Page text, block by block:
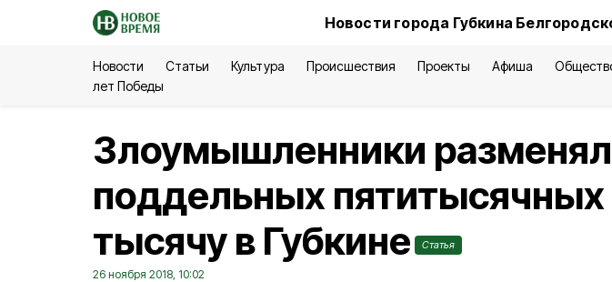
Новости города Губкина
Новости Статьи Культура Происшествия Проекты Афиша
лет Победы
Злоумышленники
поддельных пятитысячных
тысячу в Губкине
Статья
26 ноября 2018, 10:02